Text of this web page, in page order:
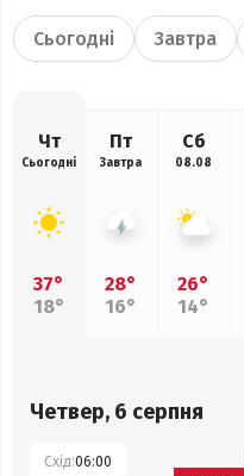
Сьогодні Завтра
Чт
Сьогодні
37°
18°
Пт
Завтра
28°
16°
Сб
08.08
26°
14°
Четвер, 6 серпня
Схід:06:00